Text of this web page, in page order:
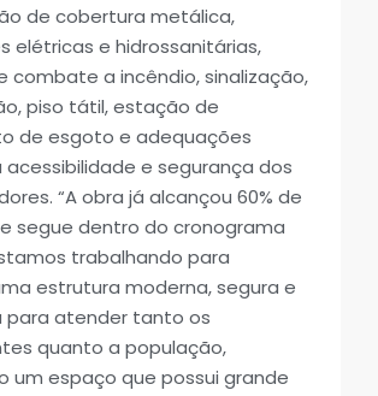
de cobertura metálica,
elétricas e hidrossanitárias,
combate a incêndio, sinalização,
piso tátil, estação de
de esgoto e adequações
e segurança dos
“A obra já alcançou 60% de
segue dentro do cronograma
trabalhando para
estrutura moderna, segura e
para atender tanto os
quanto a população,
um espaço que possui grande